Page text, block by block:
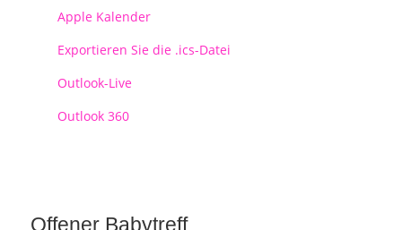
Apple Kalender
Exportieren Sie die .ics-Datei
Outlook-Live
Outlook 360
Offener Babytreff